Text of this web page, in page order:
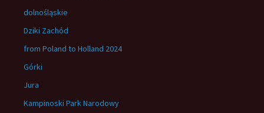
dolnośląskie
Dziki Zachód
from Poland to Holland 2024
Górki
Jura
Kampinoski Park Narodowy